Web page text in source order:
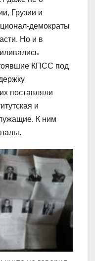
Грузии и
демократы
Но и в
КПСС под
поставляли
и
К ним